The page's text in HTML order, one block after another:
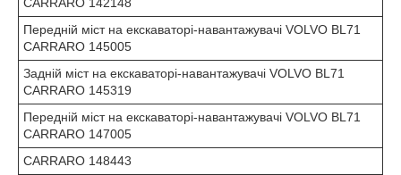
Передній міст на екскаваторі-навантажувачі VOLVO BL71
CARRARO 145005
Задній міст на екскаваторі-навантажувачі VOLVO BL71
CARRARO 145319
Передній міст на екскаваторі-навантажувачі VOLVO BL71
CARRARO 147005
CARRARO 148443